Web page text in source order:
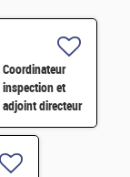
Coordinateur
inspection et
adjoint directeur
qualité/inspection
– Projet RJH
H/F